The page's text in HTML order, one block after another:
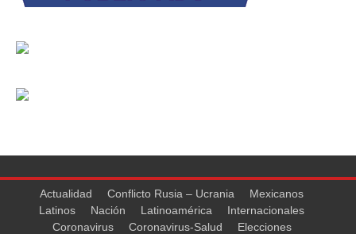
Actualidad Conflicto Rusia – Ucrania
Mexicanos
Latinos
Nación Latinoamérica
Internacionales
Coronavirus
Coronavirus-Salud
Elecciones